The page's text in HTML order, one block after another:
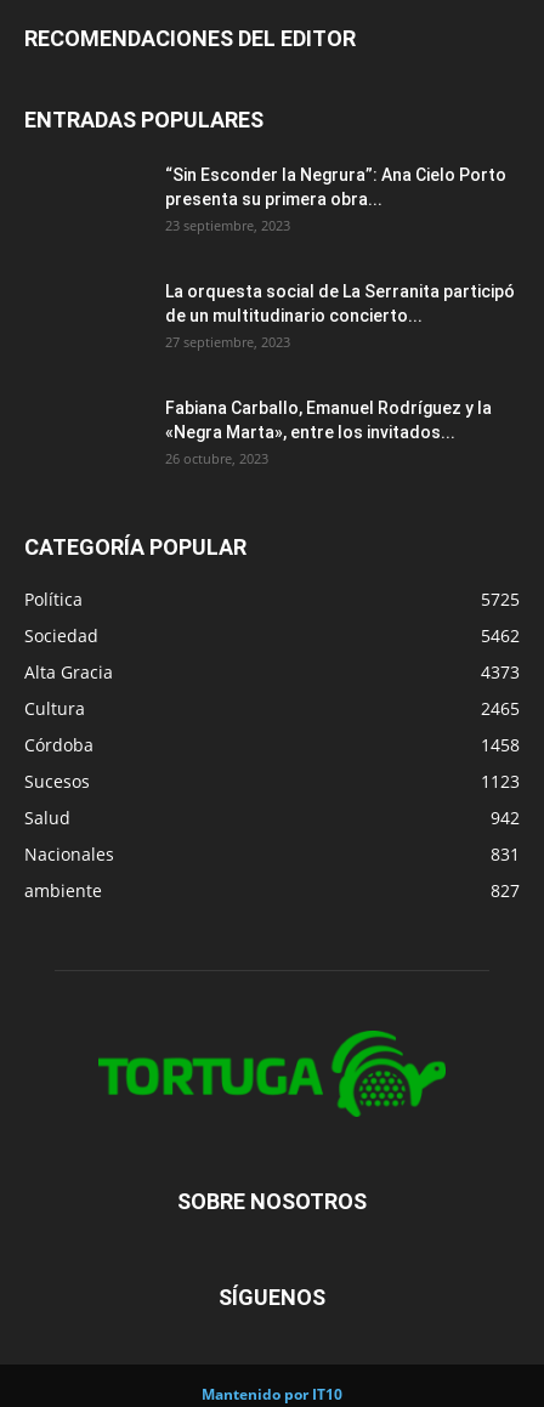
RECOMENDACIONES DEL EDITOR
ENTRADAS POPULARES
“Sin Esconder la Negrura”: Ana Cielo Porto
presenta su primera obra...
23 septiembre, 2023
La orquesta social de La Serranita participó
de un multitudinario concierto...
27 septiembre, 2023
Fabiana Carballo, Emanuel Rodríguez y la
«Negra Marta», entre los invitados...
26 octubre, 2023
CATEGORÍA POPULAR
Política
5725
Sociedad
5462
Alta Gracia
4373
Cultura
2465
Córdoba
1458
Sucesos
1123
Salud
942
Nacionales
831
ambiente
827
SOBRE NOSOTROS
SÍGUENOS
Mantenido por IT10